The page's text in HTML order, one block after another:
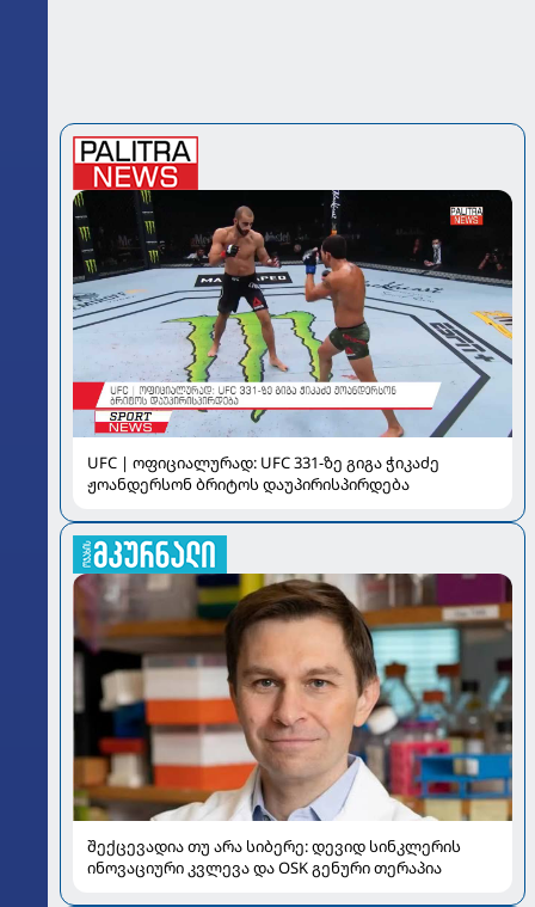
UFC | ოფიციალურად: UFC 331-ზე გიგა ჭიკაძე
ჟოანდერსონ ბრიტოს დაუპირისპირდება
შექცევადია თუ არა სიბერე: დევიდ სინკლერის
ინოვაციური კვლევა და OSK გენური თერაპია